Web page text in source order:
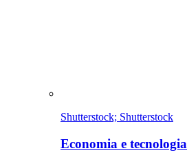
Shutterstock; Shutterstock
Economia e tecnologia